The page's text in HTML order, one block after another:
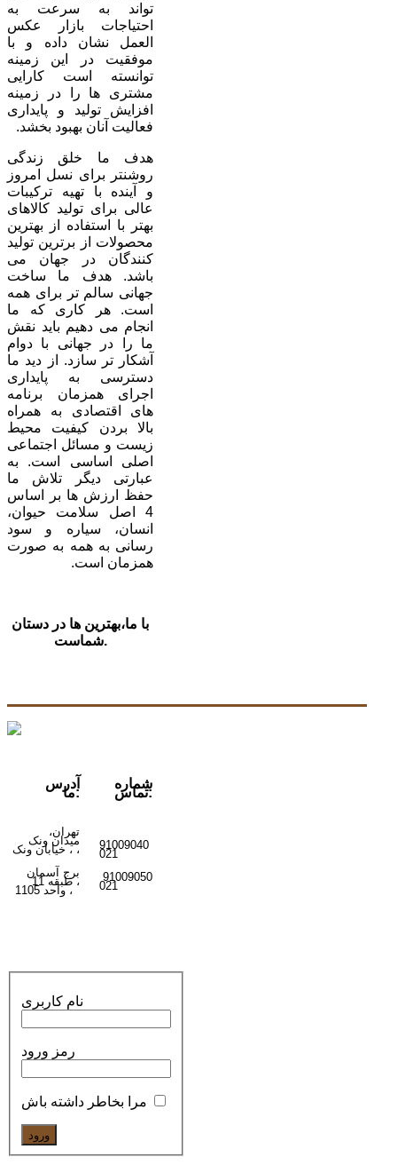
تواند به سرعت به
احتیاجات بازار عکس
العمل نشان داده و با
موفقیت در این زمینه
توانسته است کارایی
مشتری ها را در زمینه
افزایش تولید و پایداری
فعالیت آنان بهبود بخشد.
هدف ما خلق زندگی
روشنتر برای نسل امروز
و آینده با تهیه ترکیبات
عالی برای تولید کالاهای
بهتر با استفاده از بهترین
محصولات از برترین تولید
کنندگان در جهان می
باشد. هدف ما ساخت
جهانی سالم تر برای همه
است. هر کاری که ما
انجام می دهیم باید نقش
ما را در جهانی با دوام
آشکار تر سازد. از دید ما
دسترسی به پایداری
اجرای همزمان برنامه
های اقتصادی به همراه
بالا بردن کیفیت محیط
زیست و مسائل اجتماعی
اصلی اساسی است. به
عبارتی دیگر تلاش ما
حفظ ارزش ها بر اساس
4 اصل سلامت حیوان،
انسان، سیاره و سود
رسانی به همه به صورت
همزمان است.
با ما،بهترین ها در دستان
شماست.
ما:
شماره
تماس:
میدان ونک
،خیابان ونک ،
برج آسمان
، طبقه 11
،
91009040
021
91009050
021
نام کاربری
رمز ورود
مرا بخاطر داشته باش